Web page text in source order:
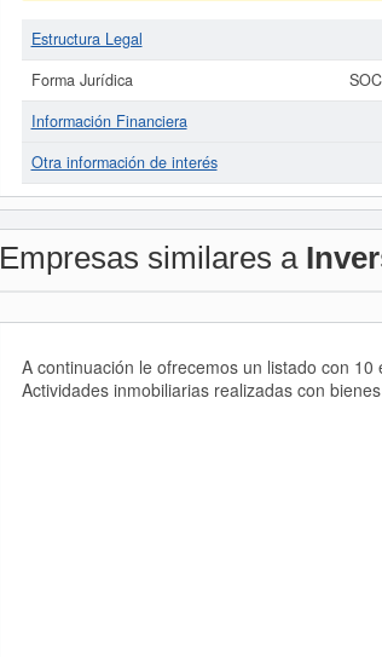
Estructura Legal
Forma Jurídica
Información Financiera
Otra información de interés
Empresas similares a
A continuación le ofrecemos un listado con
Actividades inmobiliarias realizadas con